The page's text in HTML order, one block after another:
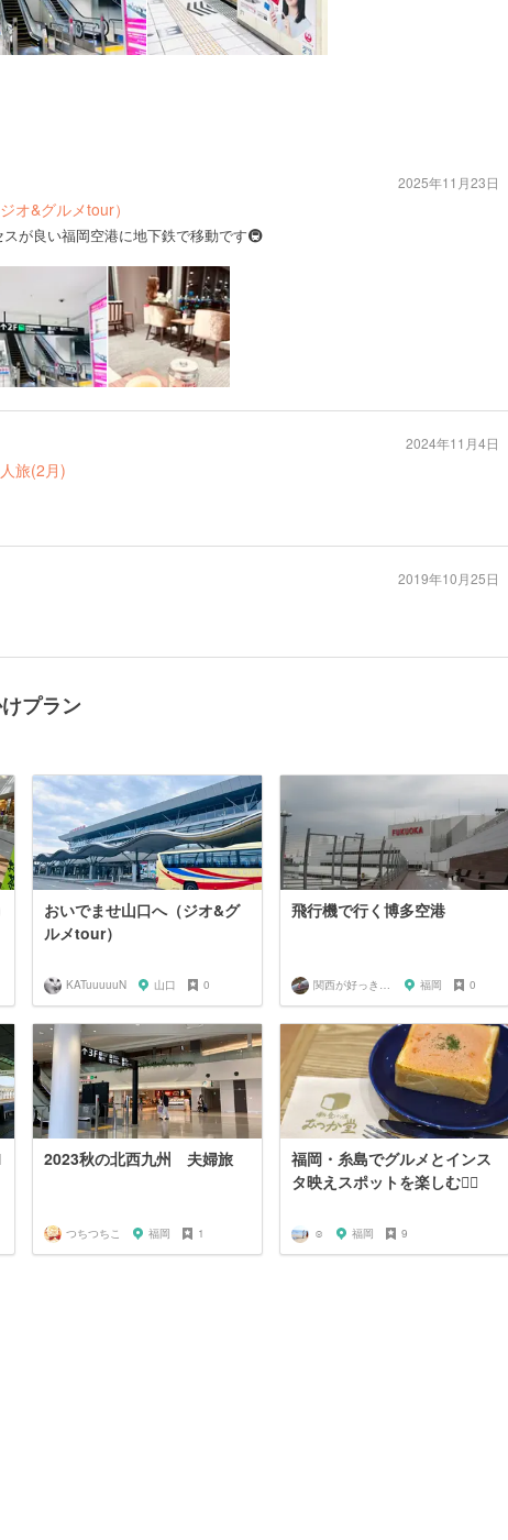
オ&グルメtour）
が良い福岡空港に地下鉄で移動です🚇
2025年11月23日
旅(2月)
2024年11月4日
2019年10月25日
プラン
おいでませ山口へ（ジオ&グ
ルメtour）
KATuuuuuN 山口 0
飛行機で行く博多空港
関西が好っきゃねん 福岡 0
2023秋の北西九州 夫婦旅
つちつちこ 福岡 1
福岡・糸島でグルメとインス
タ映えスポットを楽しむ👯‍♂️
︎︎︎︎︎☺︎ 福岡 9